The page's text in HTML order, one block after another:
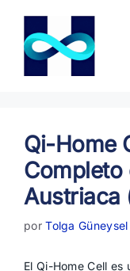
contenido
Qi-Home
Completo
Austriaca
porTolga Güneysel
El Qi-Home Cell